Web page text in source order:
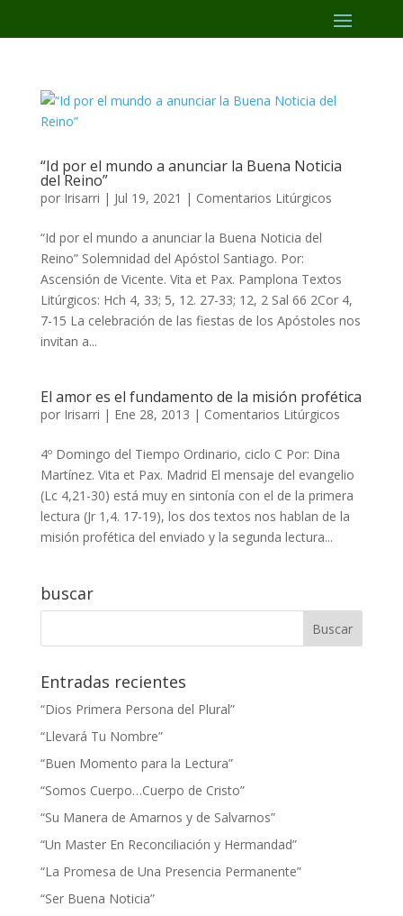
“Id por el mundo a anunciar la Buena Noticia
del Reino”
por Irisarri | Jul 19, 2021 | Comentarios Litúrgicos
“Id por el mundo a anunciar la Buena Noticia del
Reino” Solemnidad del Apóstol Santiago. Por:
Ascensión de Vicente. Vita et Pax. Pamplona Textos
Litúrgicos: Hch 4, 33; 5, 12. 27-33; 12, 2 Sal 66 2Cor 4,
7-15 La celebración de las fiestas de los Apóstoles nos
invitan a...
El amor es el fundamento de la misión profética
por Irisarri | Ene 28, 2013 | Comentarios Litúrgicos
4º Domingo del Tiempo Ordinario, ciclo C Por: Dina
Martínez. Vita et Pax. Madrid El mensaje del evangelio
(Lc 4,21-30) está muy en sintonía con el de la primera
lectura (Jr 1,4. 17-19), los dos textos nos hablan de la
misión profética del enviado y la segunda lectura...
buscar
Entradas recientes
“Dios Primera Persona del Plural”
“Llevará Tu Nombre”
“Buen Momento para la Lectura”
“Somos Cuerpo…Cuerpo de Cristo”
“Su Manera de Amarnos y de Salvarnos”
“Un Master En Reconciliación y Hermandad”
“La Promesa de Una Presencia Permanente”
“Ser Buena Noticia”